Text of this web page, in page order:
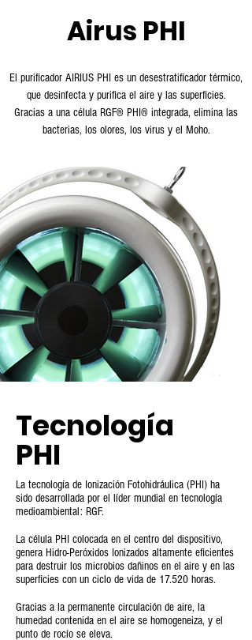
Airus PHI
El purificador AIRIUS PHI es un desestratificador térmico,
que desinfecta y purifica el aire y las superficies.
Gracias a una célula RGF® PHI® integrada, elimina las
bacterias, los olores, los virus y el Moho.
Tecnología
PHI
La tecnología de Ionización Fotohidráulica (PHI) ha
sido desarrollada por el líder mundial en tecnología
medioambiental: RGF.
La célula PHI colocada en el centro del dispositivo,
genera Hidro-Peróxidos Ionizados altamente eficientes
para destruir los microbios dañinos en el aire y en las
superficies con un ciclo de vida de 17.520 horas.
Gracias a la permanente circulación de aire, la
humedad contenida en el aire se homogeneiza, y el
punto de rocío se eleva.